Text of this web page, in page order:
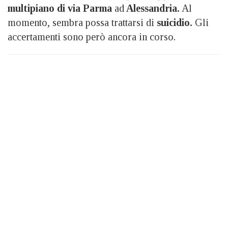
multipiano di via Parma ad Alessandria. Al
momento, sembra possa trattarsi di suicidio. Gli
accertamenti sono però ancora in corso.